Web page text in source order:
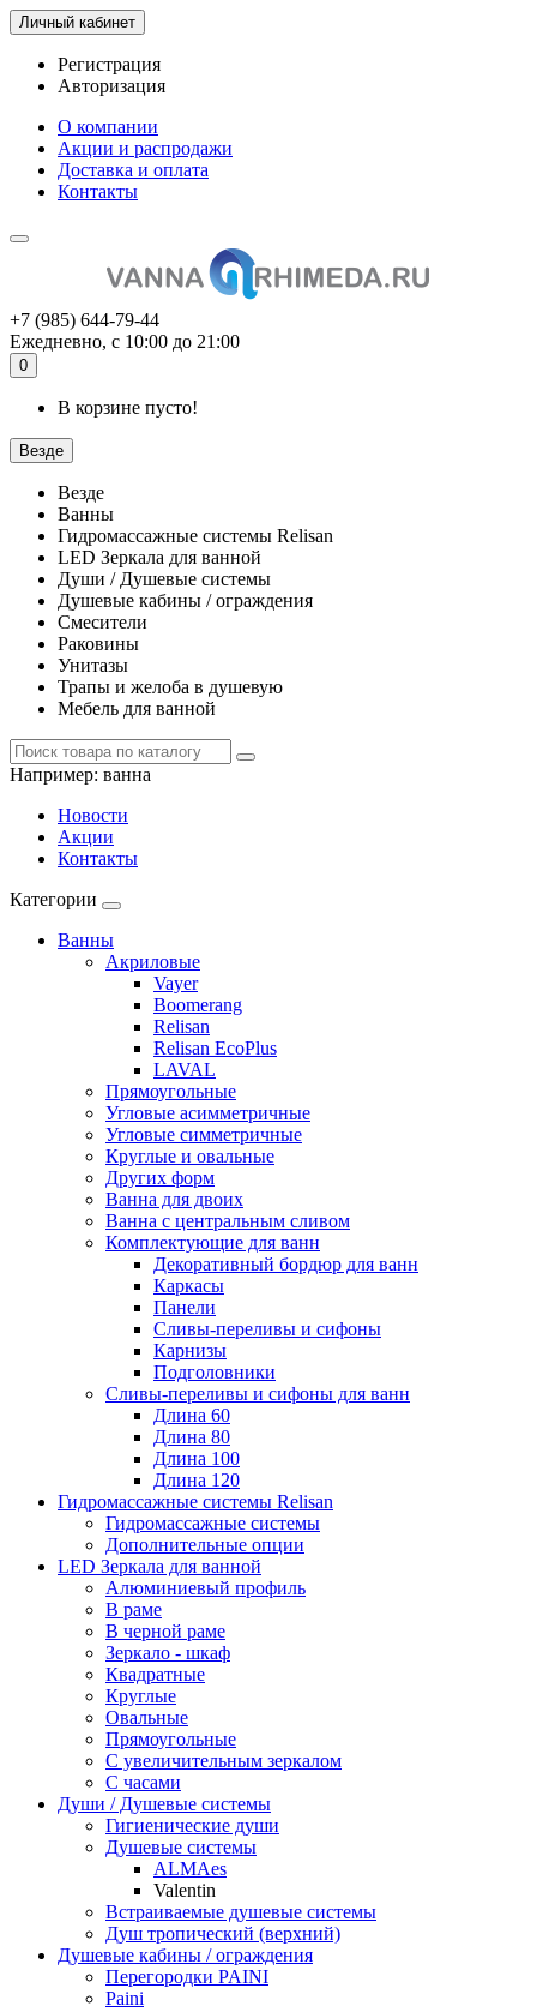
Личный кабинет
Регистрация
Авторизация
О компании
Акции и распродажи
Доставка и оплата
Контакты
+7 (985) 644-79-44
Ежедневно, с 10:00 до 21:00
0
В корзине пусто!
Везде
Везде
Ванны
Гидромассажные системы Relisan
LED Зеркала для ванной
Души / Душевые системы
Душевые кабины / ограждения
Смесители
Раковины
Унитазы
Трапы и желоба в душевую
Мебель для ванной
Например: ванна
Новости
Акции
Контакты
Категории
Ванны
Акриловые
Vayer
Boomerang
Relisan
Relisan EcoPlus
LAVAL
Прямоугольные
Угловые асимметричные
Угловые симметричные
Круглые и овальные
Других форм
Ванна для двоих
Ванна с центральным сливом
Комплектующие для ванн
Декоративный бордюр для ванн
Каркасы
Панели
Сливы-переливы и сифоны
Карнизы
Подголовники
Сливы-переливы и сифоны для ванн
Длина 60
Длина 80
Длина 100
Длина 120
Гидромассажные системы Relisan
Гидромассажные системы
Дополнительные опции
LED Зеркала для ванной
Алюминиевый профиль
В раме
В черной раме
Зеркало - шкаф
Квадратные
Круглые
Овальные
Прямоугольные
С увеличительным зеркалом
С часами
Души / Душевые системы
Гигиенические души
Душевые системы
ALMAes
Valentin
Встраиваемые душевые системы
Душ тропический (верхний)
Душевые кабины / ограждения
Перегородки PAINI
Paini